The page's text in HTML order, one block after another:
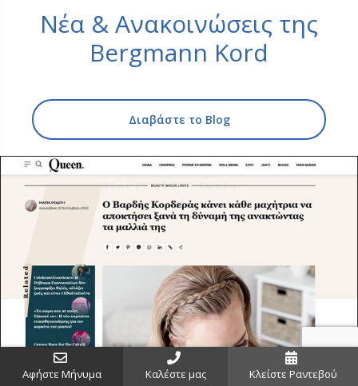
Νέα & Ανακοινώσεις της
Bergmann Kord
Διαβάστε το Blog
Κλείστε Ραντεβού
Αφήστε Μήνυμα Καλέστε μας